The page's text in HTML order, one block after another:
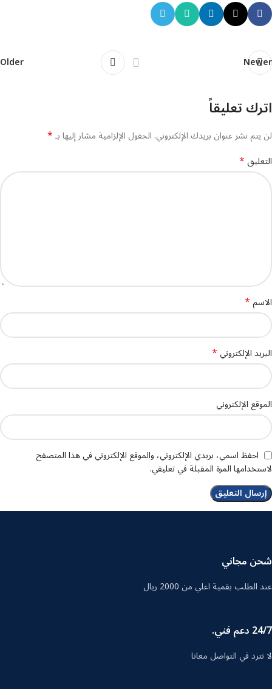
Newer
Older
اترك تعليقاً
لن يتم نشر عنوان بريدك الإلكتروني. الحقول الإلزامية مشار إليها بـ*
التعليق*
الاسم*
البريد الإلكتروني*
الموقع الإلكتروني
احفظ اسمي، بريدي الإلكتروني، والموقع الإلكتروني في هذا المتصفح
لاستخدامها المرة المقبلة في تعليقي.
شحن مجاني
عند الطلب بقمية اعلي من 2000 ريال
24/7 دعم فني.
لا تترد في التواصل معانا